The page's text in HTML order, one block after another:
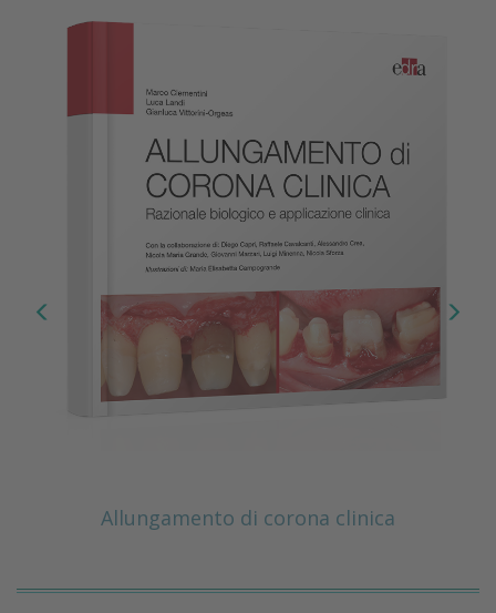
Allungamento di corona clinica